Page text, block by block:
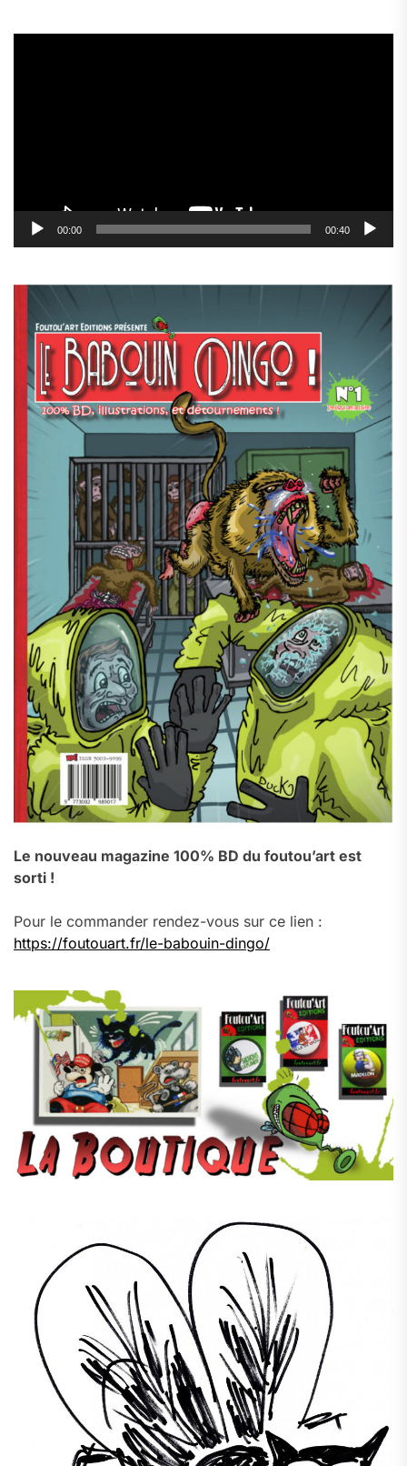
00:00 00:40
Le nouveau magazine 100% BD du foutou’art est
sorti !
Pour le commander rendez-vous sur ce lien :
https://foutouart.fr/le-babouin-dingo/